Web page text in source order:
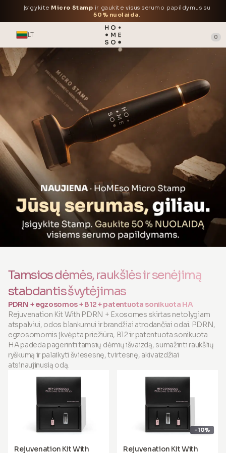
Įsigykite Micro Stamp ir gaukite visus serumo papildymus su
50% nuolaida.
LT 0
Tamsios dėmės, raukšlės ir senėjimą
stabdantis švytėjimas
PDRN + egzosomos + B12 + patentuota sonikuota HA
Rejuvenation Kit With PDRN + Exosomes skirtas netolygiam
atspalviui, odos blankumui ir brandžiai atrodančiai odai. PDRN,
egzosomomis įkvėpta priežiūra, B12 ir patentuota sonikuota
HA padeda pagerinti tamsių dėmių išvaizdą, sumažinti raukšlių
ryškumą ir palaikyti šviesesnę, tvirtesnę, akivaizdžiai
atsinaujinusią odą.
Rejuvenation Kit With
-10%
Rejuvenation Kit With